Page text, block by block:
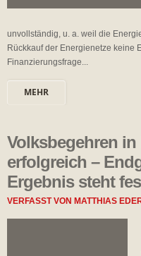
unvollständig, u. a. weil die
Rückkauf der Energienetze keine
Finanzierungsfrage...
MEHR
Volksbegehren in
erfolgreich –
Ergebnis steht
VERFASST VON MATTHIAS